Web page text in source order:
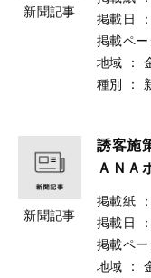
新聞記事
掲載日
：
掲載ペー
地域
：
種別
：
新聞記事
誘客施
ＡＮＡ
掲載紙 ：
掲載日
：
掲載ペー
地域
：